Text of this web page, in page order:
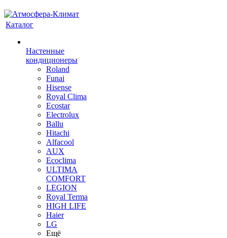
Каталог
Настенные
кондиционеры
Roland
Funai
Hisense
Royal Clima
Ecostar
Electrolux
Ballu
Hitachi
Alfacool
AUX
Ecoclima
ULTIMA
COMFORT
LEGION
Royal Terma
HIGH LIFE
Haier
LG
Ещё